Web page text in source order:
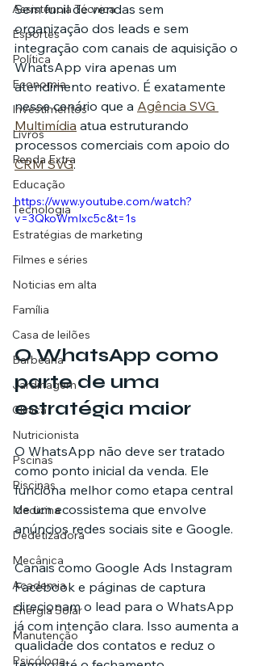
Assistencia Técnica
Esportes
Política
Economia
Investimentos
Livros
Renda Extra
Educação
Tecnologia
Estratégias de marketing
Filmes e séries
Noticias em alta
Família
Casa de leilões
Barbearia
Jardinagem
Clínica
Nutricionista
Pscinas
Piscinas
Medicina
Dedetizadora
Mecânica
Academia
Energia Solar
Manutenção
Psicóloga
Sem funil de vendas sem
organização dos leads e sem
integração com canais de aquisição o
WhatsApp vira apenas um
atendimento reativo. É exatamente
nesse cenário que a Agência SVG
Multimídia atua estruturando
processos comerciais com apoio do
CRM SVG.
https://www.youtube.com/watch?
v=3QkoWmIxc5c&t=1s
O WhatsApp como
parte de uma
estratégia maior
O WhatsApp não deve ser tratado
como ponto inicial da venda. Ele
funciona melhor como etapa central
de um ecossistema que envolve
anúncios redes sociais site e Google.
Canais como Google Ads Instagram
Facebook e páginas de captura
direcionam o lead para o WhatsApp
já com intenção clara. Isso aumenta a
qualidade dos contatos e reduz o